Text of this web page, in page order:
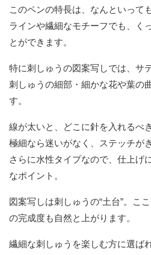
このペンの特長は、なんといって
ラインや繊細なモチーフでも、く
とができます。
特に刺しゅうの図案写しでは、サ
刺しゅうの細部・細かな花や葉の
す。
線が太いと、どこに針を入れるべ
極細なら迷いがなく、ステッチが
さらに水性タイプなので、仕上げ
なポイント。
図案写しは刺しゅうの“土台”。こ
の完成度も自然と上がります。
繊細な刺しゅうを楽しむ方に選ば